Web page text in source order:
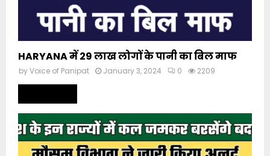
HARYANA में 29 लाख लोगों के पानी का बिल माफ
byVoice of Panipat January 3, 2024 0 2209